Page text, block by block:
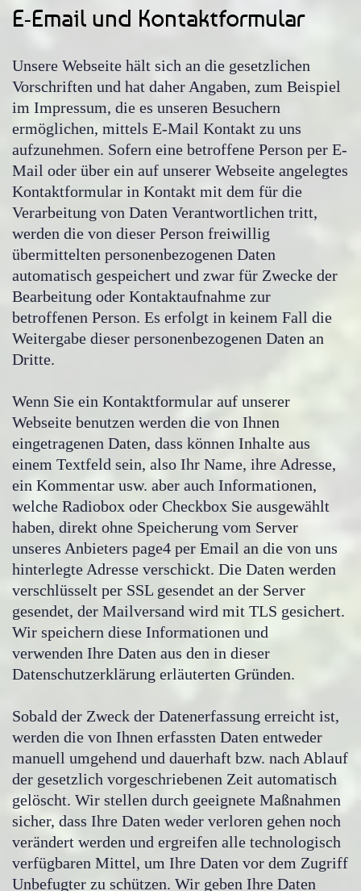
E-Email und Kontaktformular
Unsere Webseite hält sich an die gesetzlichen
Vorschriften und hat daher Angaben, zum Beispiel
im Impressum, die es unseren Besuchern
ermöglichen, mittels E-Mail Kontakt zu uns
aufzunehmen. Sofern eine betroffene Person per E-
Mail oder über ein auf unserer Webseite angelegtes
Kontaktformular in Kontakt mit dem für die
Verarbeitung von Daten Verantwortlichen tritt,
werden die von dieser Person freiwillig
übermittelten personenbezogenen Daten
automatisch gespeichert und zwar für Zwecke der
Bearbeitung oder Kontaktaufnahme zur
betroffenen Person. Es erfolgt in keinem Fall die
Weitergabe dieser personenbezogenen Daten an
Dritte.
Wenn Sie ein Kontaktformular auf unserer
Webseite benutzen werden die von Ihnen
eingetragenen Daten, dass können Inhalte aus
einem Textfeld sein, also Ihr Name, ihre Adresse,
ein Kommentar usw. aber auch Informationen,
welche Radiobox oder Checkbox Sie ausgewählt
haben, direkt ohne Speicherung vom Server
unseres Anbieters page4 per Email an die von uns
hinterlegte Adresse verschickt. Die Daten werden
verschlüsselt per SSL gesendet an der Server
gesendet, der Mailversand wird mit TLS gesichert.
Wir speichern diese Informationen und
verwenden Ihre Daten aus den in dieser
Datenschutzerklärung erläuterten Gründen.
Sobald der Zweck der Datenerfassung erreicht ist,
werden die von Ihnen erfassten Daten entweder
manuell umgehend und dauerhaft bzw. nach Ablauf
der gesetzlich vorgeschriebenen Zeit automatisch
gelöscht. Wir stellen durch geeignete Maßnahmen
sicher, dass Ihre Daten weder verloren gehen noch
verändert werden und ergreifen alle technologisch
verfügbaren Mittel, um Ihre Daten vor dem Zugriff
Unbefugter zu schützen. Wir geben Ihre Daten